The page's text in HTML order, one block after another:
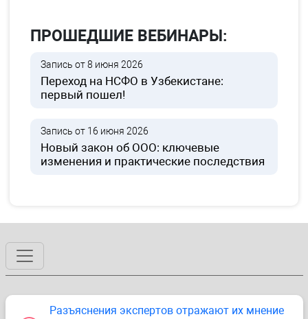
ПРОШЕДШИЕ ВЕБИНАРЫ:
Запись от 8 июня 2026
Переход на НСФО в Узбекистане:
первый пошел!
Запись от 16 июня 2026
Новый закон об ООО: ключевые
изменения и практические последствия
Разъяснения экспертов отражают их мнение